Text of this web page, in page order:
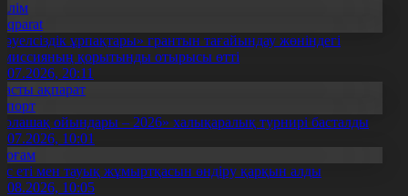
ұрпақтары» грантын тағайындау жөніндегі
қорытынды отырысы өтті
20:11
ақпарат
ойындары – 2026» халықаралық турнирі басталды
10:01
еті мен тауық жұмыртқасын өндіру қарқын алды
10:05